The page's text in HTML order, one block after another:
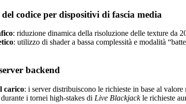
codice per dispositivi di fascia media
: riduzione dinamica della risoluzione delle texture da
: utilizzo di shader a bassa complessità e modalità
backend
carico: i server distribuiscono le richieste in base al
durante i tornei high‑stakes di Live Blackjackle richieste